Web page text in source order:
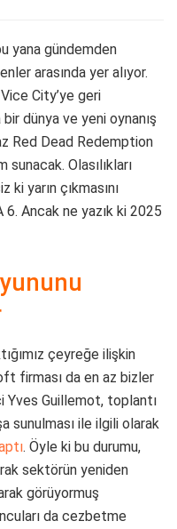
yana gündemden
arasında yer alıyor.
City’ye geri
dünya ve yeni oynanış
Red Dead Redemption
Olasılıkları
yarın çıkmasını
Ancak ne yazık ki 2025
çeyreğe ilişkin
firması da en az bizler
Yves Guillemot, toplantı
sunulması ile ilgili olarak
. Öyle ki bu durumu,
sektörün yeniden
görüyormuş
da cezbetme